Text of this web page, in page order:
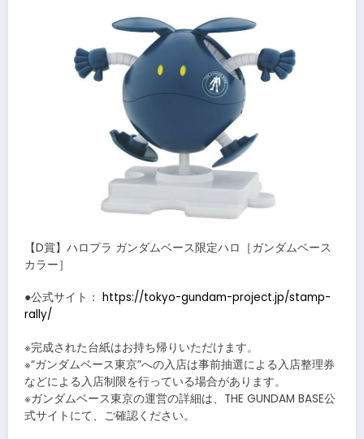
【D賞】ハロプラ ガンダムベース限定ハロ［ガンダムベース
カラー］
●公式サイト： https://tokyo-gundam-project.jp/stamp-
rally/
※完成された台紙はお持ち帰りいただけます。
※“ガンダムベース東京”への入店は事前抽選による入店整理券
などによる入店制限を行っている場合があります。
※ガンダムベース東京の運営の詳細は、THE GUNDAM BASE公
式サイトにて、ご確認ください。